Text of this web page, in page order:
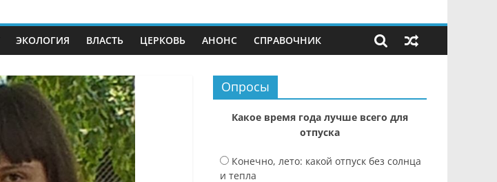
ЭКОЛОГИЯ ВЛАСТЬ ЦЕРКОВЬ АНОНС СПРАВОЧНИК
Опросы
Какое время года лучше всего для
отпуска
Конечно, лето: какой отпуск без солнца
и тепла